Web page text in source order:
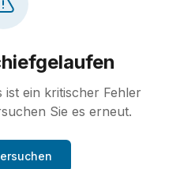
ist ein kritischer Fehler
Sie es erneut.